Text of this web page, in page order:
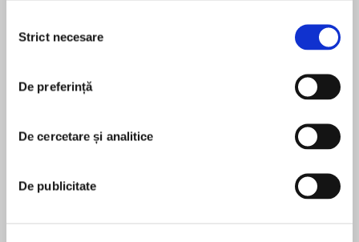
consimțământului
Strict necesare
De preferință
De cercetare și analitice
De publicitate
suspense.
insatiable public appetite for clever and thrilling
mystery fiction and a new kind of hero – the
modern crime writer. As the genre soared in
popularity, so did the inventiveness of its best
În acest moment nu există recenzii
Unknown